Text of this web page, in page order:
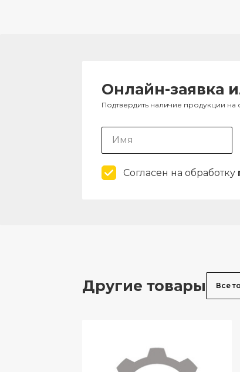
Онлайн-заявка
Подтвердить наличие продукции
Согласен на обработку
Другие товары Все